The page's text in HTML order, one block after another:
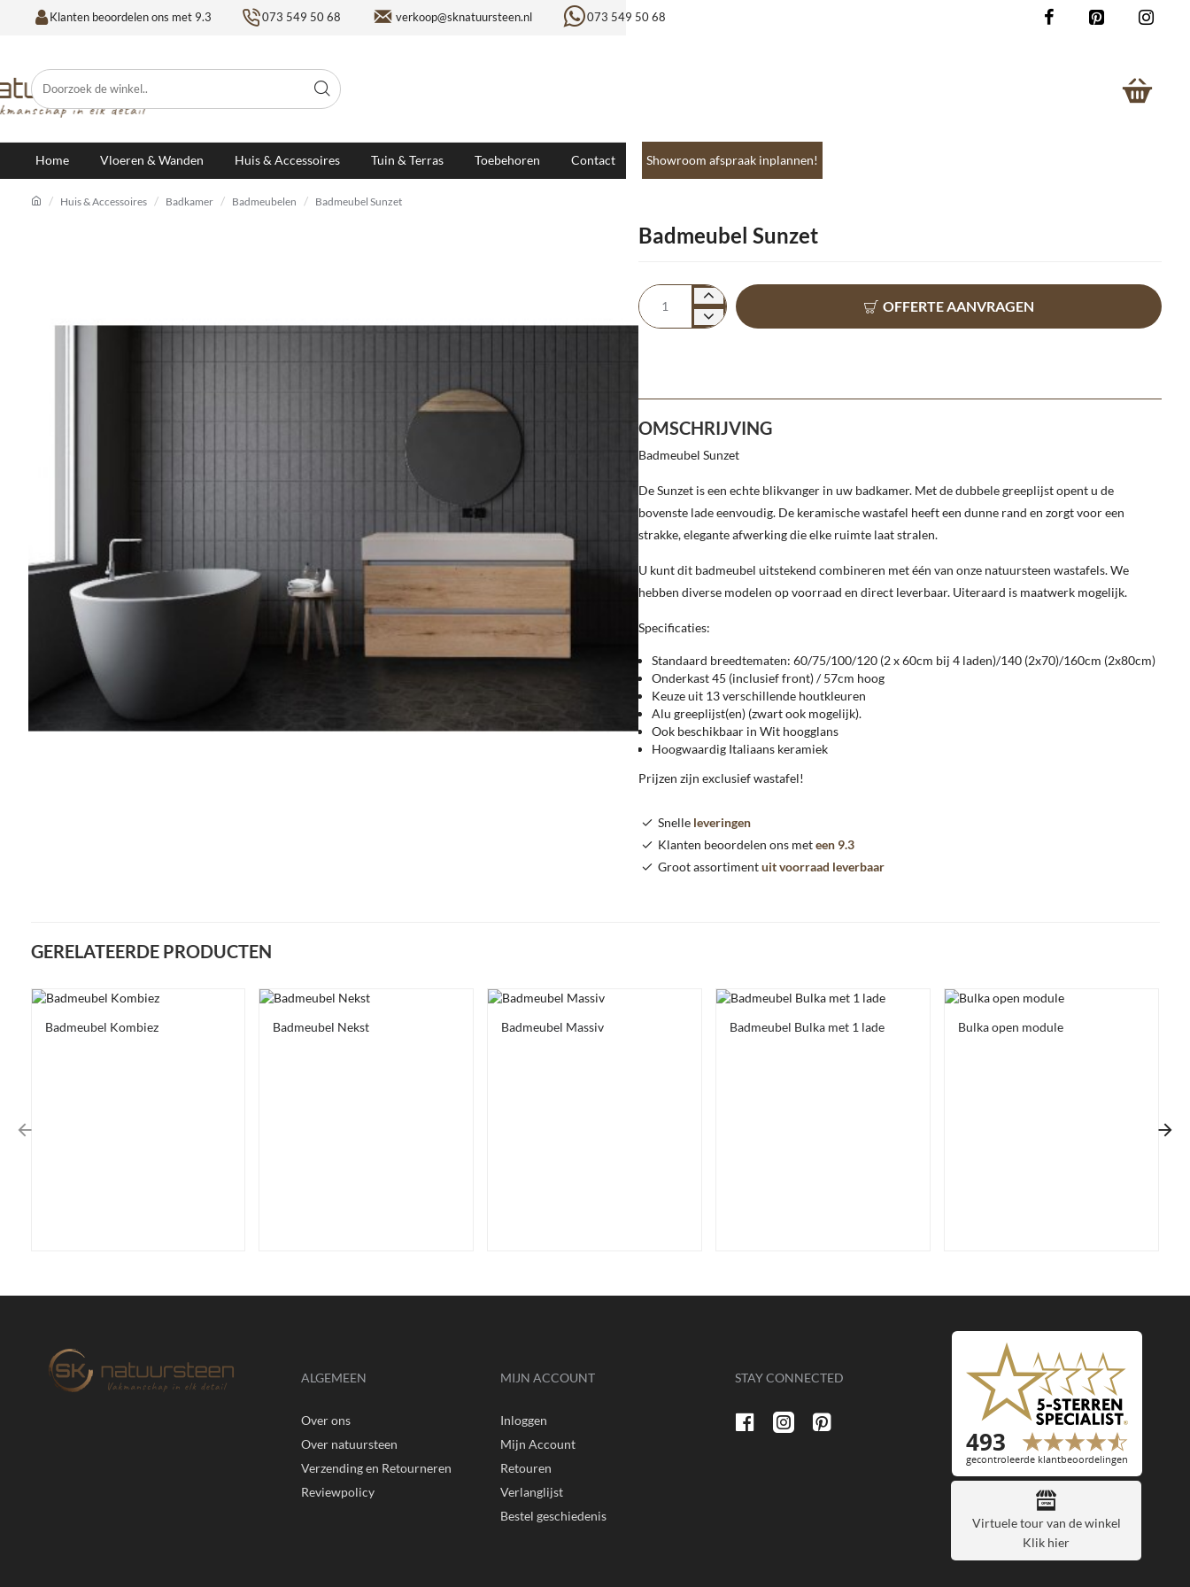
Klanten beoordelen ons met 9.3 073 549 50 68 verkoop@sknatuursteen.nl 073 549 50 68
Doorzoek
de
Home
Vloeren & Wanden Huis & Accessoires Tuin & Terras Toebehoren Contact Showroom afspraak inplannen!
Huis & Accessoires Badkamer Badmeubelen Badmeubel Sunzet
Badmeubel Sunzet
OFFERTE AANVRAGEN
OMSCHRIJVING
Badmeubel Sunzet
De Sunzet is een echte blikvanger in uw badkamer. Met de dubbele greeplijst opent u de
bovenste lade eenvoudig. De keramische wastafel heeft een dunne rand en zorgt voor een
strakke, elegante afwerking die elke ruimte laat stralen.
U kunt dit badmeubel uitstekend combineren met één van onze natuursteen wastafels. We
hebben diverse modelen op voorraad en direct leverbaar. Uiteraard is maatwerk mogelijk.
Specificaties:
Standaard breedtematen: 60/75/100/120 (2 x 60cm bij 4 laden)/140 (2x70)/160cm (2x80cm)
Onderkast 45 (inclusief front) / 57cm hoog
Keuze uit 13 verschillende houtkleuren
Alu greeplijst(en) (zwart ook mogelijk).
Ook beschikbaar in Wit hoogglans
Hoogwaardig Italiaans keramiek
Prijzen zijn exclusief wastafel!
Snelle leveringen
Klanten beoordelen ons meteen 9.3
Groot assortimentuit voorraad leverbaar
GERELATEERDE PRODUCTEN
Badmeubel Kombiez Badmeubel Nekst Badmeubel Massiv Badmeubel Bulka met 1 lade Bulka open module
ALGEMEEN
Over ons
Over natuursteen
Verzending en Retourneren
Reviewpolicy
MIJN ACCOUNT
Inloggen
Mijn Account
Retouren
Verlanglijst
Bestel geschiedenis
STAY CONNECTED
Virtuele tour van de winkel
Klik hier